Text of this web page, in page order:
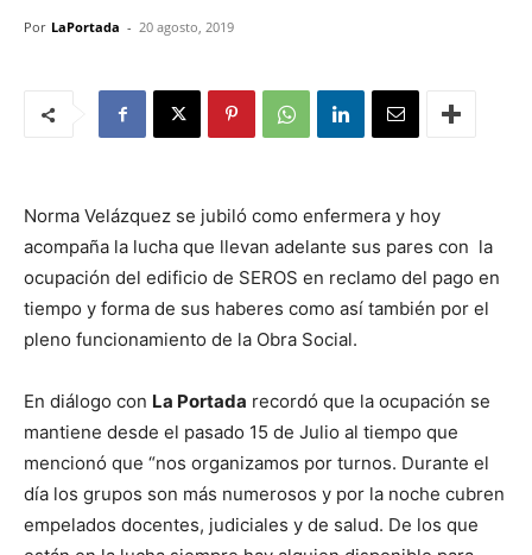
Por LaPortada - 20 agosto, 2019
Norma Velázquez se jubiló como enfermera y hoy
acompaña la lucha que llevan adelante sus pares con la
ocupación del edificio de SEROS en reclamo del pago en
tiempo y forma de sus haberes como así también por el
pleno funcionamiento de la Obra Social.
En diálogo con La Portada recordó que la ocupación se
mantiene desde el pasado 15 de Julio al tiempo que
mencionó que “nos organizamos por turnos. Durante el
día los grupos son más numerosos y por la noche cubren
empelados docentes, judiciales y de salud. De los que